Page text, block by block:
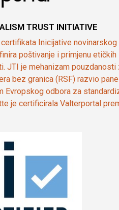
TRUST INITIATIVE
Inicijative
poštivanje i primjenu etičkih
JTI je mehanizam pouzdanosti
bez granica (RSF) razvio
Evropskog odbora za
je certificirala Valterportal